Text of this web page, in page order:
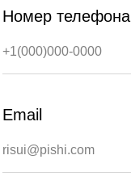
Номер телефона
Email